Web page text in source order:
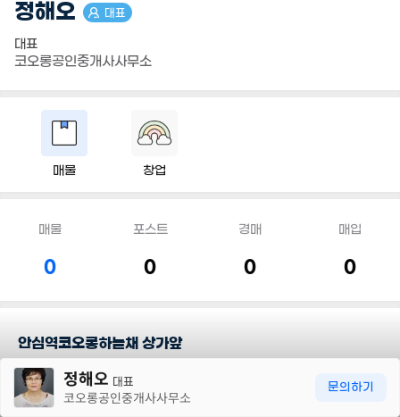
정해오 대표
대표
코오롱공인중개사사무소
매물 창업
매물
0
포스트
0
경매
0
매입
0
안심역코오롱하늘채 상가앞
담당지역정해오 대표
코오롱공인중개사사무소
문의하기